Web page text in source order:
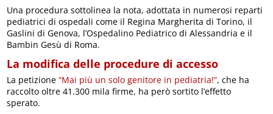
Una procedura sottolinea la nota, adottata in numerosi reparti
pediatrici di ospedali come il Regina Margherita di Torino, il
Gaslini di Genova, l’Ospedalino Pediatrico di Alessandria e il
Bambin Gesù di Roma.
La modifica delle procedure di accesso
La petizione“Mai più un solo genitore in pediatria!”, che ha
raccolto oltre 41.300 mila firme, ha però sortito l’effetto
sperato.